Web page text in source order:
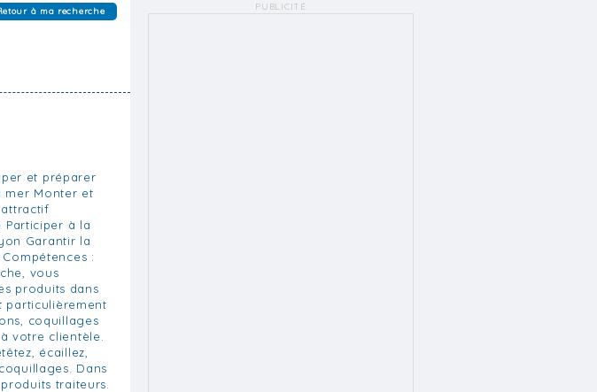
à ma recherche
et préparer
mer Monter et
Participer à la
Garantir la
:
vous
produits dans
particulièrement
coquillages
votre clientèle.
écaillez,
Dans
traiteurs.
PUBLICITÉ